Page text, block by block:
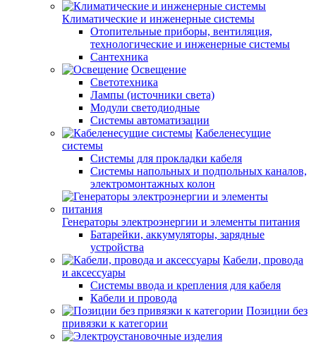
Климатические и инженерные системы
Отопительные приборы, вентиляция,
технологические и инженерные системы
Сантехника
Освещение
Светотехника
Лампы (источники света)
Модули светодиодные
Системы автоматизации
Кабеленесущие
системы
Системы для прокладки кабеля
Системы напольных и подпольных каналов,
электромонтажных колон
Генераторы электроэнергии и элементы питания
Батарейки, аккумуляторы, зарядные
устройства
Кабели, провода
и аксессуары
Системы ввода и крепления для кабеля
Кабели и провода
Позиции без
привязки к категории